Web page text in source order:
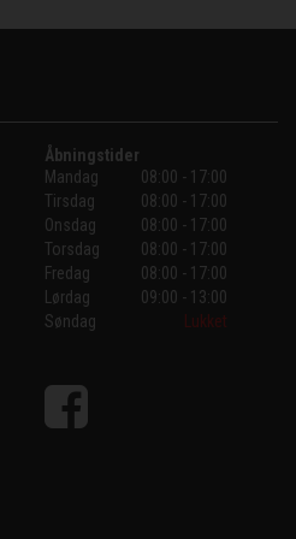
Åbningstider
Mandag
08:00 - 17:00
Tirsdag
08:00 - 17:00
Onsdag
08:00 - 17:00
Torsdag
08:00 - 17:00
Fredag
08:00 - 17:00
Lørdag
09:00 - 13:00
Søndag
Lukket